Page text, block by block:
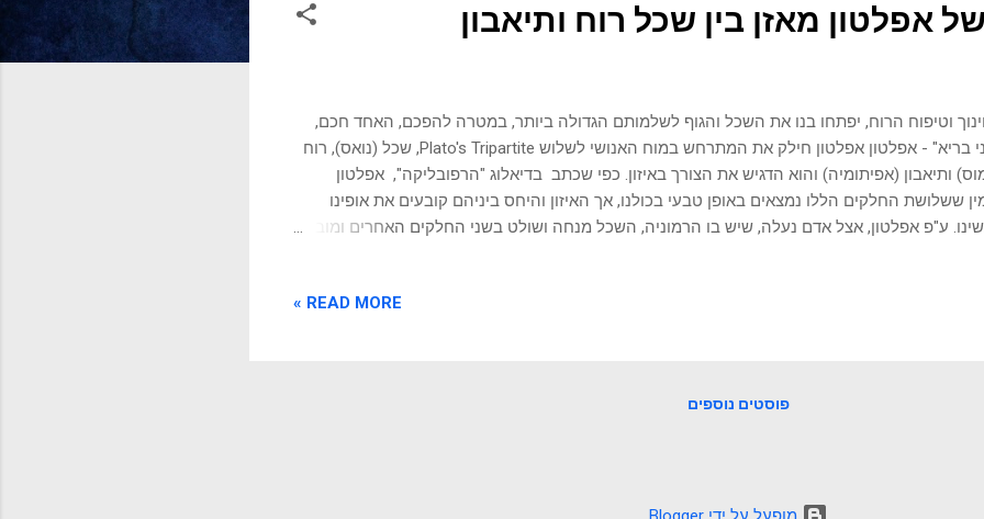
אפלטון מאזן בין שכל רוח ותיאבון
וטיפוח הרוח, יפתחו בנו את השכל והגוף לשלמותם הגדולה ביותר, במטרה להפכם, האחד חכם,
השני בריא" - אפלטון אפלטון חילק את המתרחש במוח האנושי לשלוש Plato's Tripartite, שכל (נואס), רוח
ותיאבון (אפיתומיה) והוא הדגיש את הצורך באיזון. כפי שכתב בדיאלוג "הרפובליקה", אפלטון
ששלושת החלקים הללו נמצאים באופן טבעי בכולנו, אך האיזון והיחס ביניהם קובעים את אופינו
ע"פ אפלטון, אצל אדם נעלה, שיש בו הרמוניה, השכל מנחה ושולט בשני החלקים האחרים ומוביל
השכל כמרכבה, הרוח כסוסים מלאי חיים, ותיאבון כאספסוף סורר. החלוקה הזו לשלוש השפיעה על
READ MORE »
פוסטים נוספים